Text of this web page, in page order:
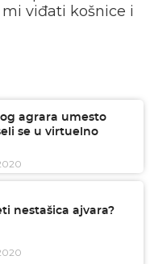
viđati košnice i
agrara umesto
se u virtuelno
nestašica ajvara?